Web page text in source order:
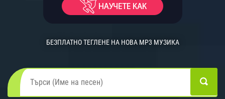
БЕЗПЛАТНО ТЕГЛЕНЕ НА НОВА MP3 МУЗИКА